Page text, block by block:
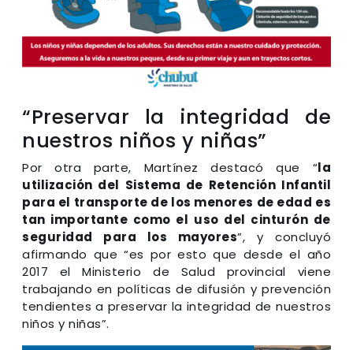
“Preservar la integridad de
nuestros niños y niñas”
Por otra parte, Martínez destacó que “la
utilización del Sistema de Retención Infantil
para el transporte de los menores de edad es
tan importante como el uso del cinturón de
seguridad para los mayores”, y concluyó
afirmando que “es por esto que desde el año
2017 el Ministerio de Salud provincial viene
trabajando en políticas de difusión y prevención
tendientes a preservar la integridad de nuestros
niños y niñas”.